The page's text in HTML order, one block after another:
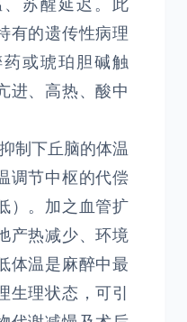
苏醒延迟。此
有的遗传性病理
或琥珀胆碱触
进、高热、酸中
制下丘脑的体温
调节中枢的代偿
）。加之血管扩
产热减少、环境
体温是麻醉中最
生理状态，可引